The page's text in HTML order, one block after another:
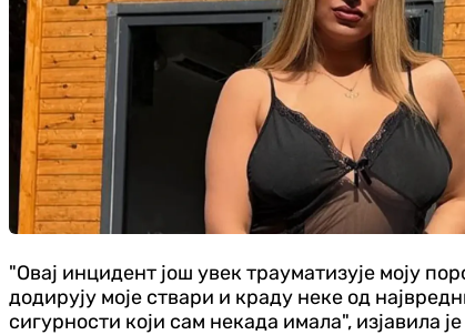
"Овај инцидент још увек трауматизује моју
додирују моје ствари и краду неке од
сигурности који сам некада имала", изјавила